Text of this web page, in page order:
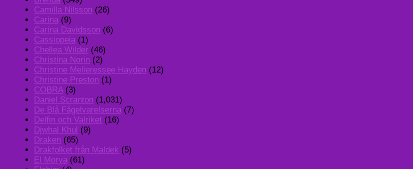
Camilla Nilsson (26)
Carina (9)
Carina Davidsson (6)
Cassiopeia (1)
Chellea Wilder (46)
Christina Norin (2)
Christine Melieressee Hayden (12)
Christine Preston (1)
COBRA(3)
Daniel Scranton (1,031)
De Blå Fågelvarelserna (7)
Delfin och Valriket (16)
Djwhal Khul (9)
Draken (65)
Drakfolket från Maldek (5)
El Morya (61)